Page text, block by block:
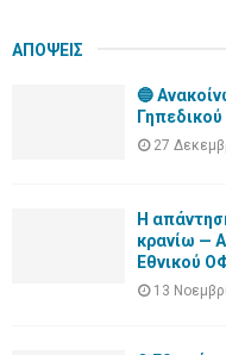
ΑΠΟΨΕΙΣ
🔵
27
Η
κρανίω —
Εθνικού
13